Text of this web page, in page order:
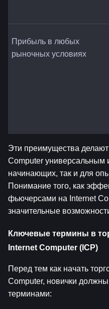
Прибыль в любых
рыночных условиях
Эти преимущества
Computer универсальным
начинающих, так и для
Понимание того, как
фьючерсами на Internet
значительные
Ключевые термины в
Internet Computer (ICP)
Перед тем как начать
Computer, новички
терминами: